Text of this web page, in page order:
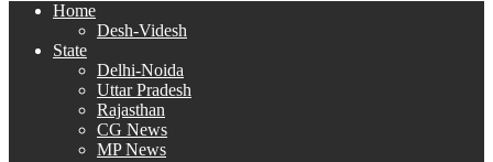
Home
Desh-Videsh
State
Delhi-Noida
Uttar Pradesh
Rajasthan
CG News
MP News